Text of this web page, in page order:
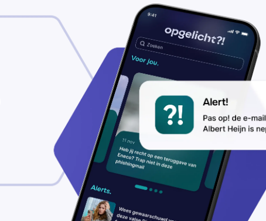
‘De levering
is mislukt,
plan een
nieuwe
bezorging
in’